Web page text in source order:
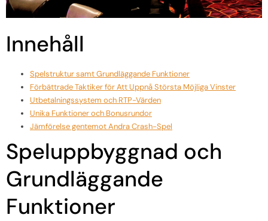
Innehåll
Spelstruktur samt Grundläggande Funktioner
Förbättrade Taktiker för Att Uppnå Största Möjliga Vinster
Utbetalningssystem och RTP-Värden
Unika Funktioner och Bonusrundor
Jämförelse gentemot Andra Crash-Spel
Speluppbyggnad och
Grundläggande
Funktioner